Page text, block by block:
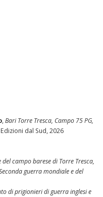
,Bari Torre Tresca, Campo 75 PG,
dal Sud, 2026
campo barese di Torre Tresca,
guerra mondiale e del
di prigionieri di guerra inglesi e